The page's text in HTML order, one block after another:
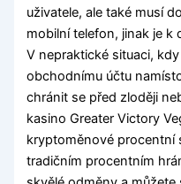
uživatele, ale také musí
mobilní telefon, jinak je k
V nepraktické situaci,
obchodnímu účtu
chránit se před zloději
kasino Greater Victory
kryptoměnové procentní
tradičním procentním